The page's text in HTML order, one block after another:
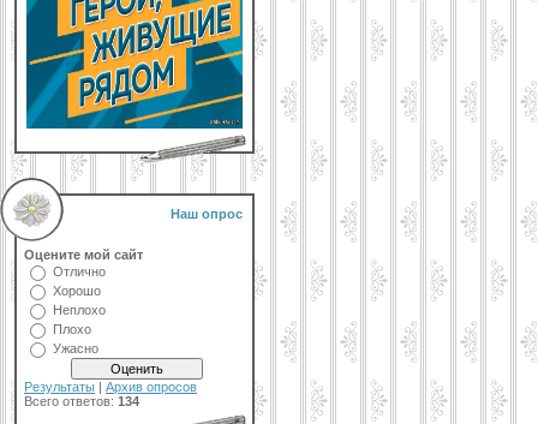
Наш опрос
Оцените мой сайт
Отлично
Хорошо
Неплохо
Плохо
Ужасно
Результаты | Архив опросов
Всего ответов: 134